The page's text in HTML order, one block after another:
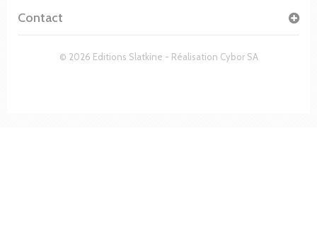
© 2026 Editions Slatkine - Réalisation Cybor SA
Contact